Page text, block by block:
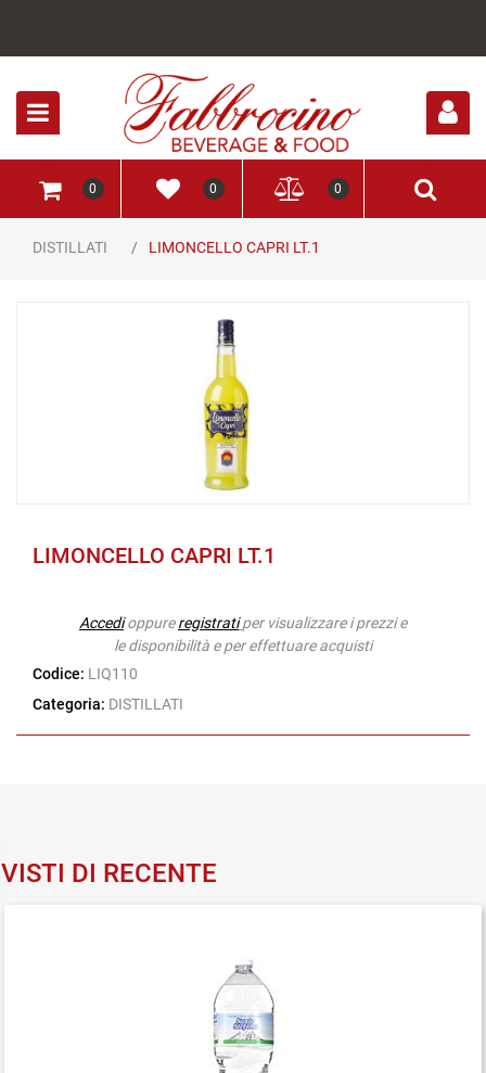
0 0 0
DISTILLATI LIMONCELLO CAPRI LT.1
LIMONCELLO CAPRI LT.1
Accedioppureregistrati per visualizzare i prezzi e
le disponibilità e per effettuare acquisti
Codice: LIQ110
Categoria: DISTILLATI
VISTI DI RECENTE